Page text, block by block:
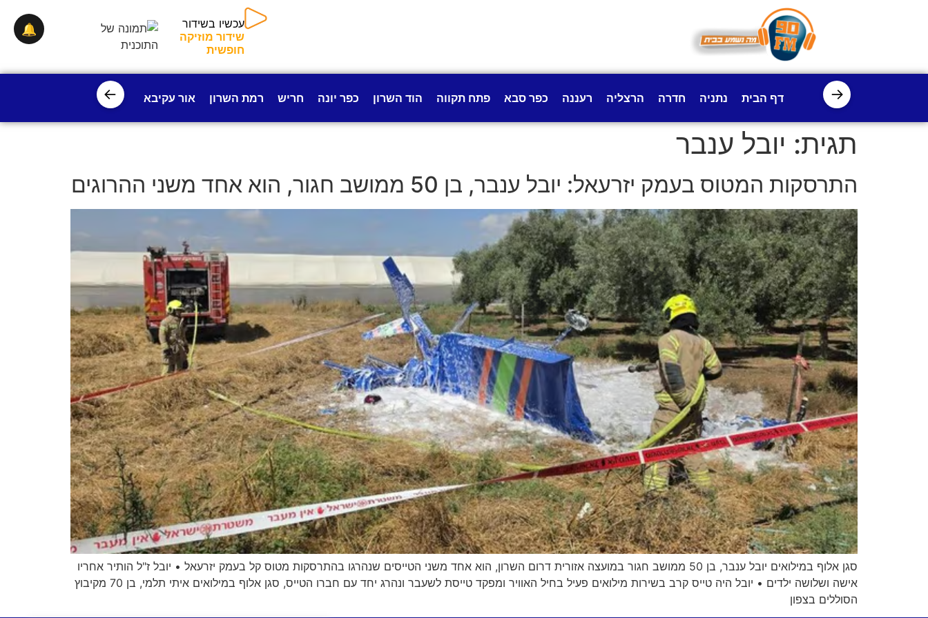
עכשיו בשידור
שידור מוזיקה
חופשית
→ דף הבית נתניה חדרה הרצליה רעננה כפר סבא פתח תקווה הוד השרון כפר יונה חריש רמת השרון אור עקיבא פרדס חנה
←
תגית: יובל ענבר
התרסקות המטוס בעמק יזרעאל: יובל ענבר, בן 50 ממושב חגור, הוא אחד משני ההרוגים
סגן אלוף במילואים יובל ענבר, בן 50 ממושב חגור במועצה אזורית דרום השרון, הוא אחד משני הטייסים שנהרגו בהתרסקות מטוס קל בעמק יזרעאל • יובל ז"ל הותיר אחריו
אישה ושלושה ילדים • יובל היה טייס קרב בשירות מילואים פעיל בחיל האוויר ומפקד טייסת לשעבר ונהרג יחד עם חברו הטייס, סגן אלוף במילואים איתי תלמי, בן 70 מקיבוץ
הסוללים בצפון
🔔